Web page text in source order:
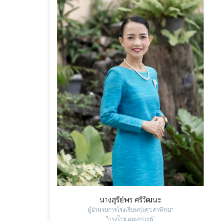
นางสุรีย์พร ศรีวัฒนะ
ผู้อำนวยการโรงเรียนทุ่งศุขลาพิทยา
"กรุงไทยอนุเคราะห์"